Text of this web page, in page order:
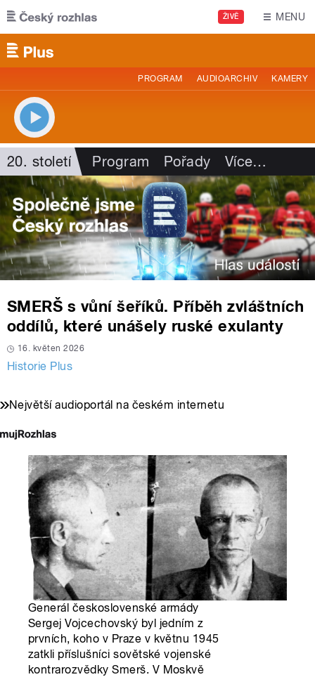
Přejít k hlavnímu obsahu
ŽIVĚ MENU
PROGRAM AUDIOARCHIV KAMERY
20. století Program Pořady Více…
SMERŠ s vůní šeříků. Příběh zvláštních
oddílů, které unášely ruské exulanty
16. květen 2026
Historie Plus
Největší audioportál na českém internetu
Generál československé armády
Sergej Vojcechovský byl jedním z
prvních, koho v Praze v květnu 1945
zatkli příslušníci sovětské vojenské
kontrarozvědky Smerš. V Moskvě